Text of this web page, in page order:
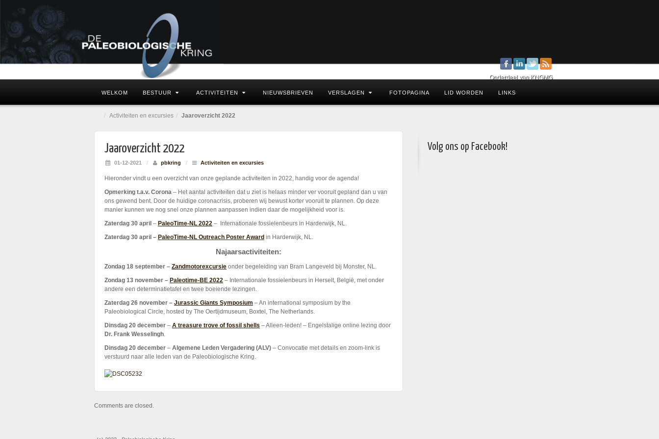
Onderdeel van KNGMG
WELKOM BESTUUR ACTIVITEITEN NIEUWSBRIEVEN VERSLAGEN FOTOPAGINA LID WORDEN LINKS
Activiteiten en excursies Jaaroverzicht 2022
Jaaroverzicht 2022
01-12-2021 / pbkring / Activiteiten en excursies
Hieronder vindt u een overzicht van onze geplande activiteiten in 2022, handig voor de agenda!
Opmerking t.a.v. Corona – Het aantal activiteiten dat u ziet is helaas minder ver vooruit gepland dan u van
ons gewend bent. Door de huidige coronacrisis, proberen wij bewust korter vooruit te plannen. Op deze
manier kunnen we nog snel onze plannen aanpassen indien daar de mogelijkheid voor is.
Zaterdag 30 april – PaleoTime-NL 2022 – Internationale fossielenbeurs in Harderwijk, NL.
Zaterdag 30 april – PaleoTime-NL Outreach Poster Award in Harderwijk, NL.
Najaarsactiviteiten:
Zondag 18 september – Zandmotorexcursie onder begeleiding van Bram Langeveld bij Monster, NL.
Zondag 13 november – Paleotime-BE 2022 – Internationale fossielenbeurs in Herselt, België, met onder
andere een determinatietafel en twee boeiende lezingen.
Zaterdag 26 november – Jurassic Giants Symposium – An international symposium by the
Paleobiological Circle, hosted by The Oertijdmuseum, Boxtel, The Netherlands.
Dinsdag 20 december – A treasure trove of fossil shells – Alleen-leden! – Engelstalige online lezing door
Dr. Frank Wesselingh.
Dinsdag 20 december – Algemene Leden Vergadering (ALV) – Convocatie met details en zoom-link is
verstuurd naar alle leden van de Paleobiologische Kring.
Comments are closed.
Volg ons op Facebook!